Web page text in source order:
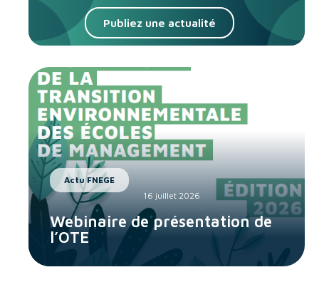
Publiez une actualité
Actu FNEGE
16 juillet 2026
Webinaire de présentation de
l’OTE